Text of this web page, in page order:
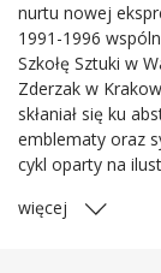
nurtu nowej
1991-1996
Szkołę Sztuki w
Zderzak w
skłaniał się ku
emblematy oraz
cykl oparty na
więcej